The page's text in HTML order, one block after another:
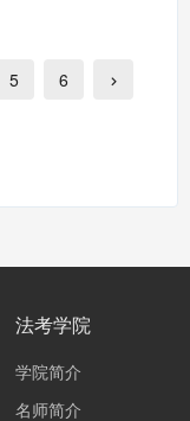
5 6
法考学院
学院简介
名师简介